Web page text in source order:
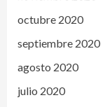
octubre 2020
septiembre 2020
agosto 2020
julio 2020